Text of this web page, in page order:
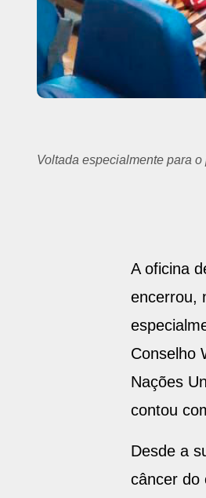
Cinco parteiras Waraos
A oficina
encerrou,
Conselho
Nações
contou
Desde a
câncer do